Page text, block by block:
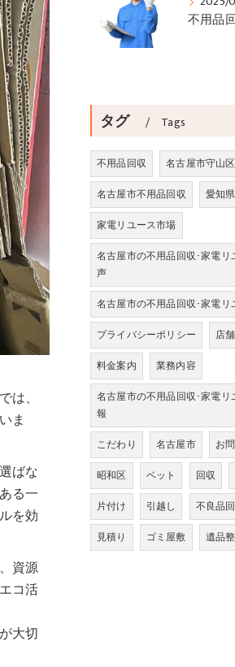
、
ま
ばな
る一
を効
資源
コ活
大切
タグ Tags
不用品回収
名古屋市守山
名古屋市不用品回収
愛知
家電リユース市場
名古屋市の不用品回収･家電
声
名古屋市の不用品回収･家電
プライバシーポリシー
店
料金案内
業務内容
名古屋市の不用品回収･家電
報
こだわり
名古屋市 お
昭和区
ベット 回収
片付け
引越し 不良品
見積り
ゴミ屋敷 遺品